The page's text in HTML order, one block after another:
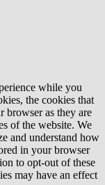
while you
the cookies that
browser as they are
of the website. We
and understand how
in your browser
to opt-out of these
may have an effect